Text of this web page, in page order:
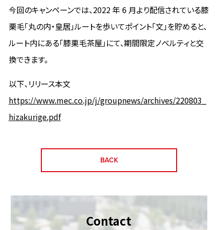
今回のキャンペーンでは、2022 年 6 月より配信されている膝
栗毛「丸の内・皇居」ルートを歩いてポイント「文」を貯めると、
ルート内にある「膝栗毛茶屋」にて、期間限定ノベルティと交
換できます。
以下、リリース本文
https://www.mec.co.jp/j/groupnews/archives/220803_
hizakurige.pdf
BACK
Contact